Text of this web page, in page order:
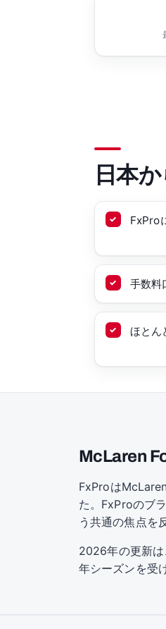
日本
FxPro
手数料
ほとん
McLaren
FxProは
た。FxProのブ
う共通の焦点を
2026年の更新
年シーズンを受